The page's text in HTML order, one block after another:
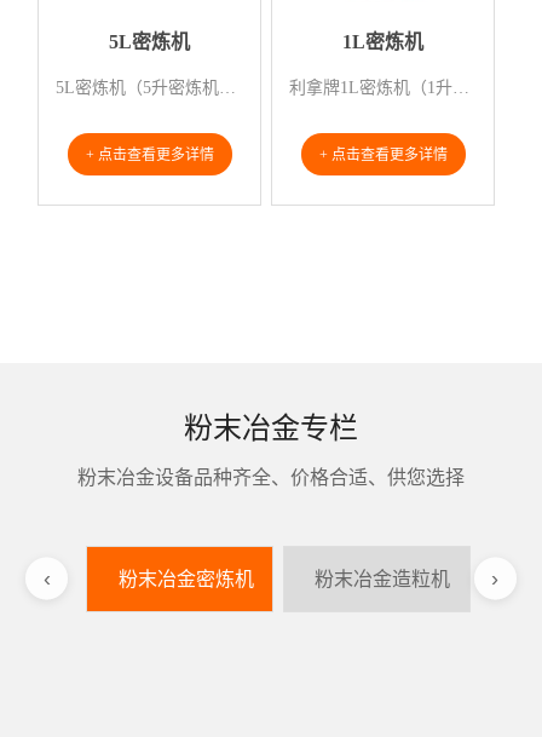
5L密炼机
+ 点击查看更多详情
1L密炼机
+ 点击查看更多详情
粉末冶金专栏
粉末冶金设备品种齐全、价格合适、供您选择
粉末冶金密炼机 粉末冶金造粒机
‹ ›